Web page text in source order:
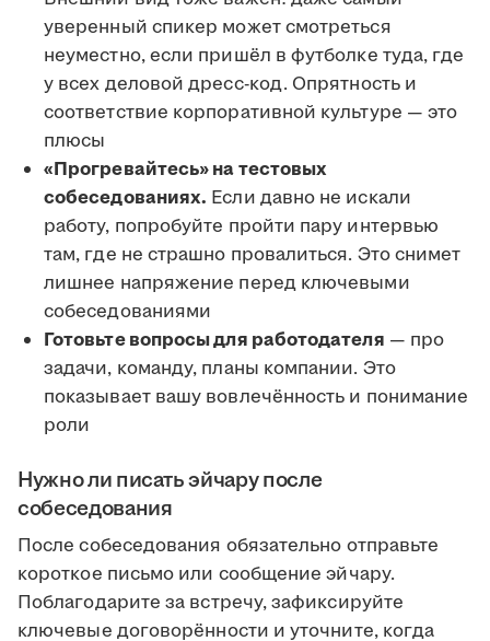
уверенный спикер может смотреться
неуместно, если пришёл в футболке туда, где
у всех деловой дресс-код. Опрятность и
соответствие корпоративной культуре — это
плюсы
«Прогревайтесь» на тестовых
собеседованиях. Если давно не искали
работу, попробуйте пройти пару интервью
там, где не страшно провалиться. Это снимет
лишнее напряжение перед ключевыми
собеседованиями
Готовьте вопросы для работодателя — про
задачи, команду, планы компании. Это
показывает вашу вовлечённость и понимание
роли
Нужно ли писать эйчару после
собеседования
После собеседования обязательно отправьте
короткое письмо или сообщение эйчару.
Поблагодарите за встречу, зафиксируйте
ключевые договорённости и уточните, когда